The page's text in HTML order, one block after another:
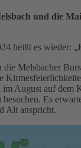
und die
heißt es wieder:
die Melsbacher
im August auf dem
Es
Alt anspricht.